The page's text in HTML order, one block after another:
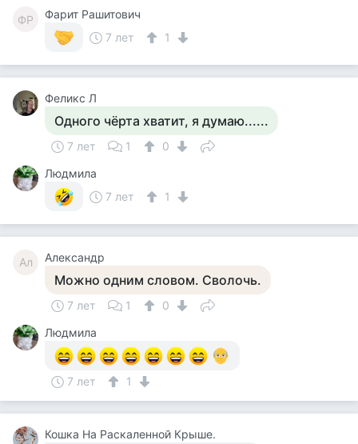
ФР
Фарит Рашитович
7 лет
1
Феликс Л
Одного чёрта хватит, я думаю......
7 лет 1
0
Людмила
7 лет
1
Ал Александр
Можно одним словом. Сволочь.
7 лет 1
0
Людмила
7 лет 1
Кошка На Раскаленной Крыше.